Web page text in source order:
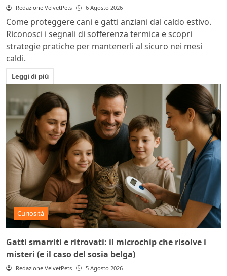
Redazione VelvetPets 6 Agosto 2026
Come proteggere cani e gatti anziani dal caldo estivo.
Riconosci i segnali di sofferenza termica e scopri
strategie pratiche per mantenerli al sicuro nei mesi
caldi.
Leggi di più
Curiosità
Gatti smarriti e ritrovati: il microchip che risolve i
misteri (e il caso del sosia belga)
Redazione VelvetPets 5 Agosto 2026